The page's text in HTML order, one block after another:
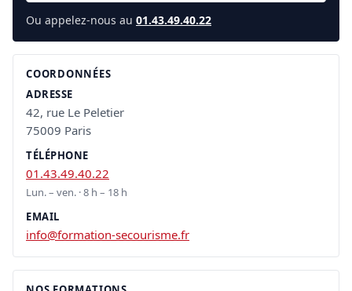
Ou appelez-nous au 01.43.49.40.22
COORDONNÉES
ADRESSE
42, rue Le Peletier
75009 Paris
TÉLÉPHONE
01.43.49.40.22
Lun. – ven. · 8 h – 18 h
EMAIL
info@formation-secourisme.fr